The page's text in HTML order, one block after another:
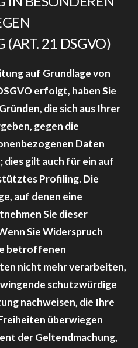
(ART. 21 DSGVO)
auf Grundlage von
erfolgt, haben Sie
die sich aus Ihrer
gegen die
Daten
gilt auch für ein auf
Profiling. Die
auf denen eine
Sie dieser
Sie Widerspruch
betroffenen
nicht mehr verarbeiten,
schutzwürdige
nachweisen, die Ihre
überwiegen
der Geltendmachung,